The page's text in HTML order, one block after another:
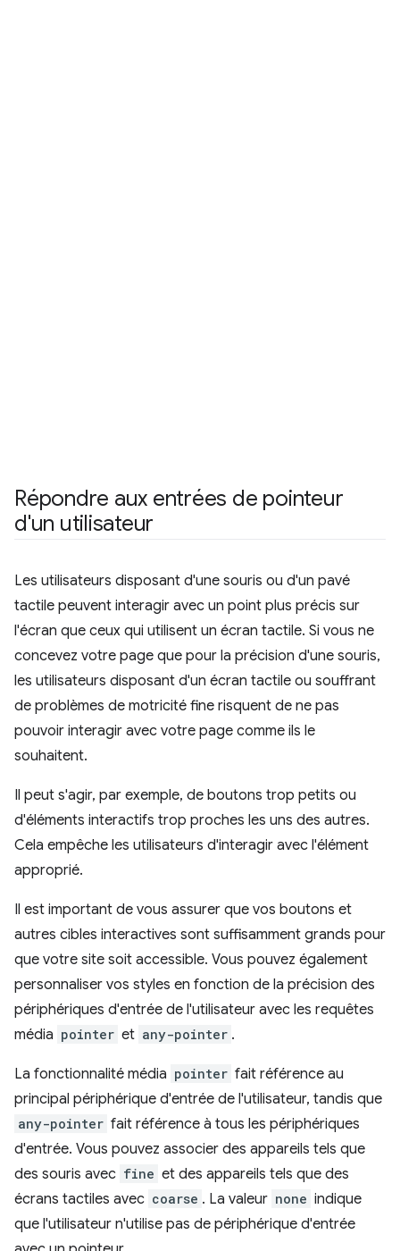
Répondre aux entrées de pointeur
d'un utilisateur
Les utilisateurs disposant d'une souris ou d'un pavé
tactile peuvent interagir avec un point plus précis sur
l'écran que ceux qui utilisent un écran tactile. Si vous ne
concevez votre page que pour la précision d'une souris,
les utilisateurs disposant d'un écran tactile ou souffrant
de problèmes de motricité fine risquent de ne pas
pouvoir interagir avec votre page comme ils le
souhaitent.
Il peut s'agir, par exemple, de boutons trop petits ou
d'éléments interactifs trop proches les uns des autres.
Cela empêche les utilisateurs d'interagir avec l'élément
approprié.
Il est important de vous assurer que vos boutons et
autres cibles interactives sont suffisamment grands pour
que votre site soit accessible. Vous pouvez également
personnaliser vos styles en fonction de la précision des
périphériques d'entrée de l'utilisateur avec les requêtes
média pointer et any-pointer .
La fonctionnalité média pointer fait référence au
principal périphérique d'entrée de l'utilisateur, tandis que
any-pointer fait référence à tous les périphériques
d'entrée. Vous pouvez associer des appareils tels que
des souris avec fine et des appareils tels que des
écrans tactiles avec coarse . La valeur none indique
que l'utilisateur n'utilise pas de périphérique d'entrée